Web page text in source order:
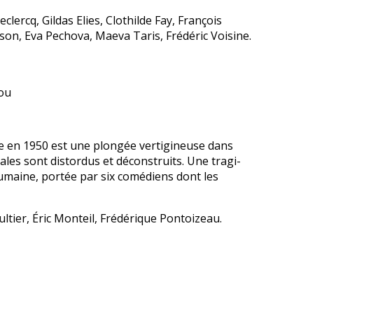
Gildas Elies, Clothilde Fay, François
Eva Pechova, Maeva Taris, Frédéric Voisine.
en 1950 est une plongée vertigineuse dans
sont distordus et déconstruits. Une tragi-
portée par six comédiens dont les
Éric Monteil, Frédérique Pontoizeau.